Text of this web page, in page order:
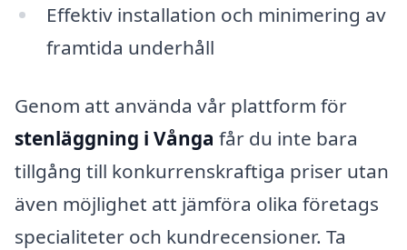
Effektiv installation och minimering av
framtida underhåll
Genom att använda vår plattform för
stenläggning i Vånga får du inte bara
tillgång till konkurrenskraftiga priser utan
även möjlighet att jämföra olika företags
specialiteter och kundrecensioner. Ta